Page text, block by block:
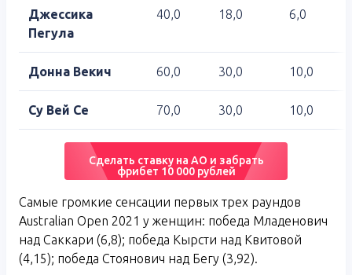
Джессика
Пегула
40,0 18,0 6,0
Донна Векич 60,0 30,0 10,0
Су Вей Се 70,0 30,0 10,0
Сделать ставку на АО и забрать
фрибет 10 000 рублей
Самые громкие сенсации первых трех раундов
Australian Open 2021 у женщин: победа Младенович
над Саккари (6,8); победа Кырсти над Квитовой
(4,15); победа Стоянович над Бегу (3,92).